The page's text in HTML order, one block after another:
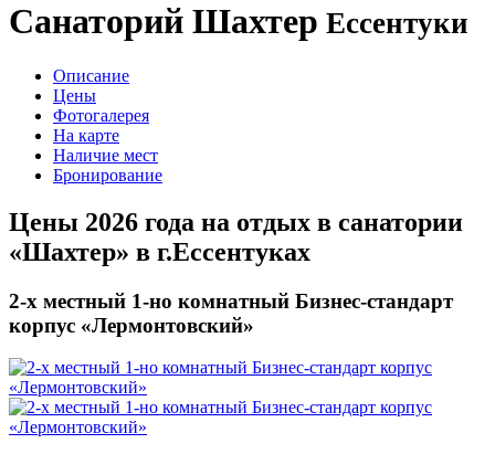
Санаторий Шахтер Ессентуки
Описание
Цены
Фотогалерея
На карте
Наличие мест
Бронирование
Цены 2026 года на отдых в санатории
«Шахтер» в г.Ессентуках
2-х местный 1-но комнатный Бизнес-стандарт
корпус «Лермонтовский»